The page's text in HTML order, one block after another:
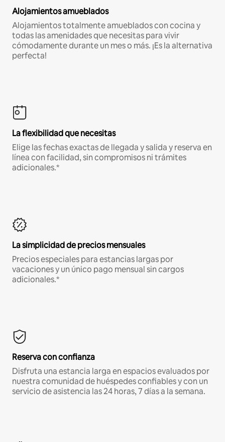
Alojamientos amueblados
Alojamientos totalmente amueblados con cocina y
todas las amenidades que necesitas para vivir
cómodamente durante un mes o más. ¡Es la alternativa
perfecta!
La flexibilidad que necesitas
Elige las fechas exactas de llegada y salida y reserva en
línea con facilidad, sin compromisos ni trámites
adicionales.*
La simplicidad de precios mensuales
Precios especiales para estancias largas por
vacaciones y un único pago mensual sin cargos
adicionales.*
Reserva con confianza
Disfruta una estancia larga en espacios evaluados por
nuestra comunidad de huéspedes confiables y con un
servicio de asistencia las 24 horas, 7 días a la semana.